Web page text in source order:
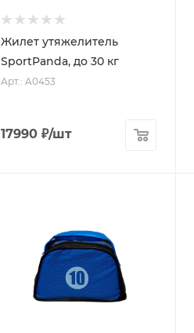
Жилет утяжелитель
SportPanda, до 30 кг
Арт.: A0453
17990₽/шт